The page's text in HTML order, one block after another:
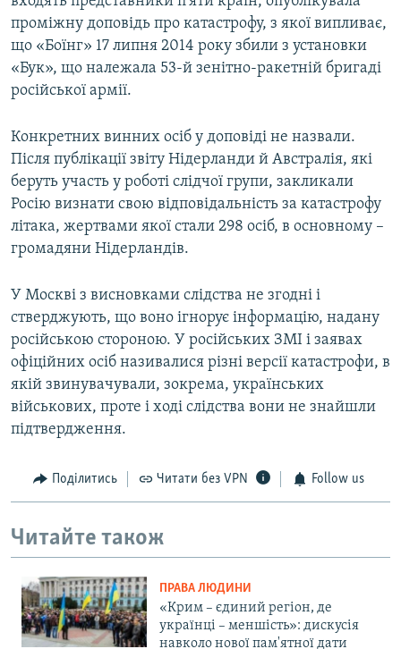
проміжну доповідь про катастрофу, з якої випливає,
що «Боїнг» 17 липня 2014 року збили з установки
«Бук», що належала 53-й зенітно-ракетній бригаді
російської армії.
Конкретних винних осіб у доповіді не назвали.
Після публікації звіту Нідерланди й Австралія, які
беруть участь у роботі слідчої групи, закликали
Росію визнати свою відповідальність за катастрофу
літака, жертвами якої стали 298 осіб, в основному –
громадяни Нідерландів.
У Москві з висновками слідства не згодні і
стверджують, що воно ігнорує інформацію, надану
російською стороною. У російських ЗМІ і заявах
офіційних осіб називалися різні версії катастрофи, в
якій звинувачували, зокрема, українських
військових, проте і ході слідства вони не знайшли
підтвердження.
Поділитись Читати без VPN Follow us
Читайте також
ПРАВА ЛЮДИНИ
«Крим – єдиний регіон, де
українці – меншість»: дискусія
навколо нової пам'ятної дати